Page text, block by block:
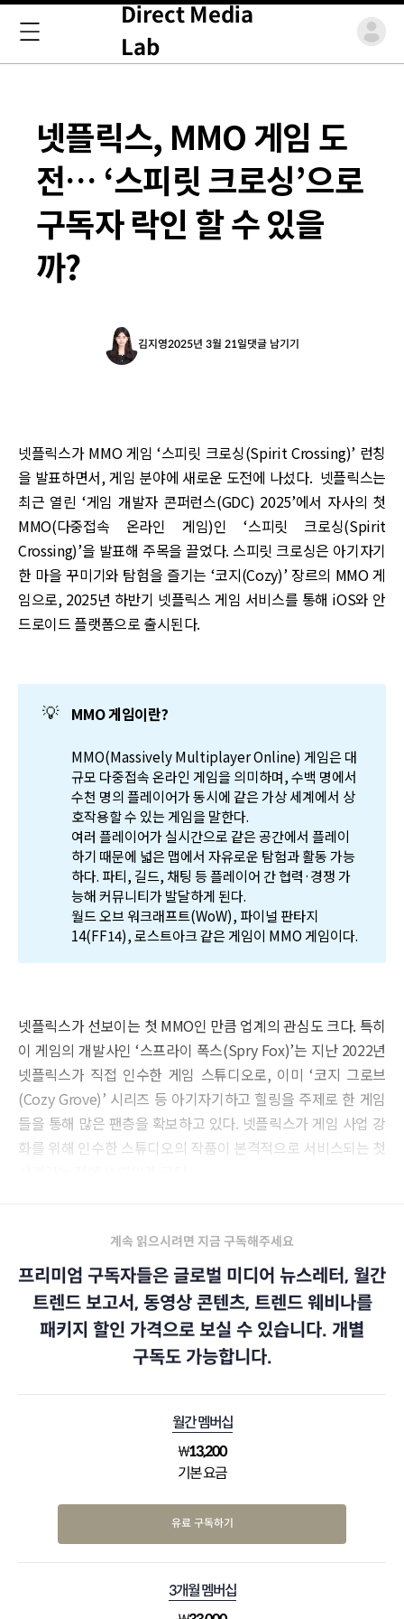
Direct Media
Lab
넷플릭스, MMO 게임 도
전… ‘스피릿 크로싱’으로
구독자 락인 할 수 있을
까?
김지영2025년 3월 21일댓글 남기기
넷플릭스가 MMO 게임 ‘스피릿 크로싱(Spirit Crossing)’ 런칭
을 발표하면서, 게임 분야에 새로운 도전에 나섰다. 넷플릭스는
최근 열린 ‘게임 개발자 콘퍼런스(GDC) 2025’에서 자사의 첫
MMO(다중접속 온라인 게임)인 ‘스피릿 크로싱(Spirit
Crossing)’을 발표해 주목을 끌었다. 스피릿 크로싱은 아기자기
한 마을 꾸미기와 탐험을 즐기는 ‘코지(Cozy)’ 장르의 MMO 게
임으로, 2025년 하반기 넷플릭스 게임 서비스를 통해 iOS와 안
드로이드 플랫폼으로 출시된다.
💡 MMO 게임이란?
MMO(Massively Multiplayer Online) 게임은 대
규모 다중접속 온라인 게임을 의미하며, 수백 명에서
수천 명의 플레이어가 동시에 같은 가상 세계에서 상
호작용할 수 있는 게임을 말한다.
여러 플레이어가 실시간으로 같은 공간에서 플레이
하기 때문에 넓은 맵에서 자유로운 탐험과 활동 가능
하다. 파티, 길드, 채팅 등 플레이어 간 협력·경쟁 가
능해 커뮤니티가 발달하게 된다.
월드 오브 워크래프트(WoW), 파이널 판타지
14(FF14), 로스트아크 같은 게임이 MMO 게임이다.
넷플릭스가 선보이는 첫 MMO인 만큼 업계의 관심도 크다. 특히
이 게임의 개발사인 ‘스프라이 폭스(Spry Fox)’는 지난 2022년
넷플릭스가 직접 인수한 게임 스튜디오로, 이미 ‘코지 그로브
(Cozy Grove)’ 시리즈 등 아기자기하고 힐링을 주제로 한 게임
들을 통해 많은 팬층을 확보하고 있다. 넷플릭스가 게임 사업 강
화를 위해 인수한 스튜디오의 작품이 본격적으로 서비스되는 첫
계속 읽으시려면 지금 구독해주세요
프리미엄 구독자들은 글로벌 미디어 뉴스레터, 월간
트렌드 보고서, 동영상 콘텐츠, 트렌드 웨비나를
패키지 할인 가격으로 보실 수 있습니다. 개별
구독도 가능합니다.
월간 멤버십
₩13,200
기본 요금
유료 구독하기
3개월 멤버십